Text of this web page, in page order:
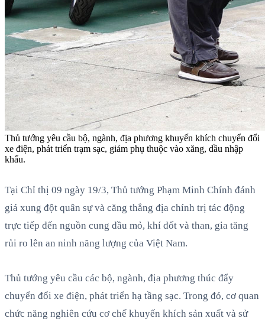
Thủ tướng yêu cầu bộ, ngành, địa phương khuyến khích chuyển đổi
xe điện, phát triển trạm sạc, giảm phụ thuộc vào xăng, dầu nhập
khẩu.
Tại Chỉ thị 09 ngày 19/3, Thủ tướng Phạm Minh Chính đánh
giá xung đột quân sự và căng thẳng địa chính trị tác động
trực tiếp đến nguồn cung dầu mỏ, khí đốt và than, gia tăng
rủi ro lên an ninh năng lượng của Việt Nam.
Thủ tướng yêu cầu các bộ, ngành, địa phương thúc đẩy
chuyển đổi xe điện, phát triển hạ tầng sạc. Trong đó, cơ quan
chức năng nghiên cứu cơ chế khuyến khích sản xuất và sử